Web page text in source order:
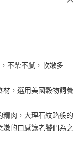
不柴不膩，軟嫩多
材，選用美國穀物飼養
精肉，大理石紋路般的
嫩的口感讓老饕們為之